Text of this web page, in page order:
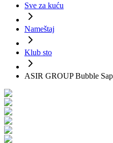
Sve za kuću
Nameštaj
Klub sto
ASIR GROUP Bubble